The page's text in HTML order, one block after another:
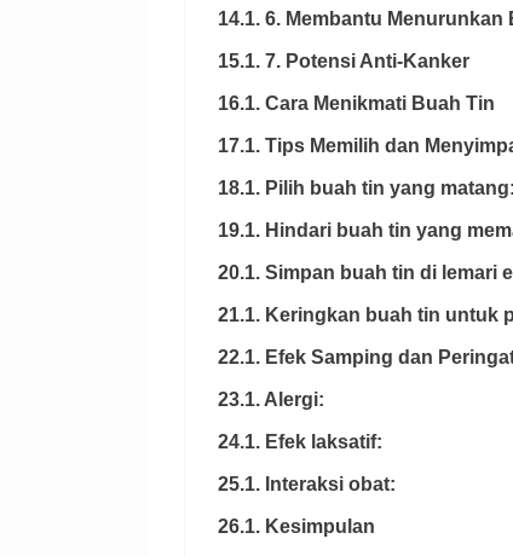
14.1. 6. Membantu Menurunkan
15.1. 7. Potensi Anti-Kanker
16.1. Cara Menikmati Buah Tin
17.1. Tips Memilih dan
18.1. Pilih buah tin yang matang:
19.1. Hindari buah tin yang
20.1. Simpan buah tin di lemari
21.1. Keringkan buah tin untuk
22.1. Efek Samping dan
23.1. Alergi:
24.1. Efek laksatif:
25.1. Interaksi obat:
26.1. Kesimpulan